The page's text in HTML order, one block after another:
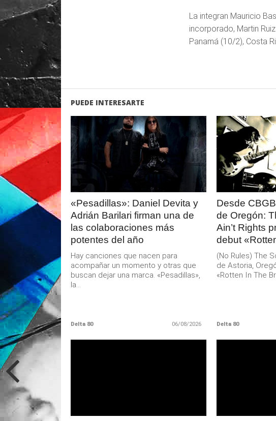
La integran Mauricio
incorporado, Martin
Panamá (10/2), Costa
PUEDE INTERESARTE
LEER
MAS
«Pesadillas»: Daniel Devita y
Adrián Barilari firman una de
las colaboraciones más
potentes del año
Hay canciones que nacen para
acompañar un momento y otras que
buscan dejar una marca. «Pesadillas»,
la...
Delta 80 06/08/2026
Desde
de Oregón:
Ain’t Rights
debut
(No Rules) The
de Astoria,
«Rotten In The
Delta 80